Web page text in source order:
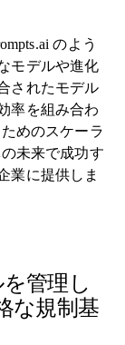
のよう
モデルや進化
されたモデル
率を組み合わ
めのスケーラ
未来で成功す
業に提供しま
を管理し
な規制基